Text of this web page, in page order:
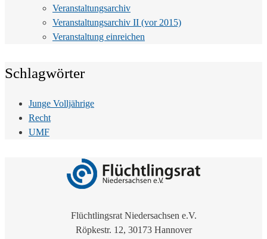
Veranstaltungsarchiv
Veranstaltungsarchiv II (vor 2015)
Veranstaltung einreichen
Schlagwörter
Junge Volljährige
Recht
UMF
Flüchtlingsrat Niedersachsen e.V.
Röpkestr. 12, 30173 Hannover